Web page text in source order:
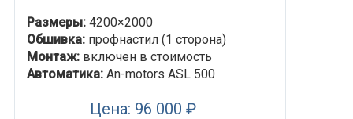
Размеры: 4200×2000
Обшивка: профнастил (1 сторона)
Монтаж: включен в стоимость
Автоматика: An-motors ASL 500
Цена: 96 000 ₽